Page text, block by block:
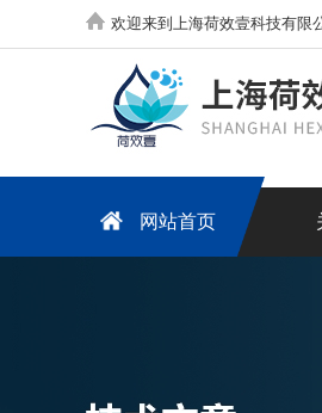
欢迎来到上海荷效壹科技有限
网站首页